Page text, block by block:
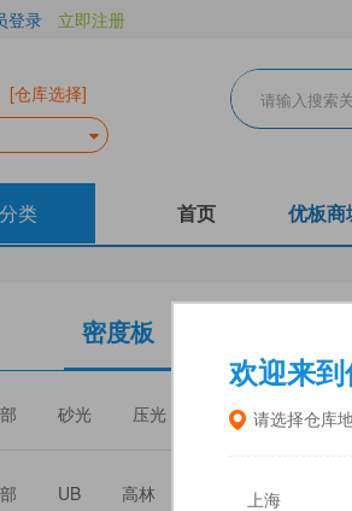
欢迎来到
请选择仓库
上海
登录 立即注册
[仓库选择]
类 首页 优板商
密度板
砂光 压光 家具 门板
UB 高林 中福